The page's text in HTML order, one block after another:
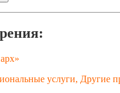
услуги, Другие